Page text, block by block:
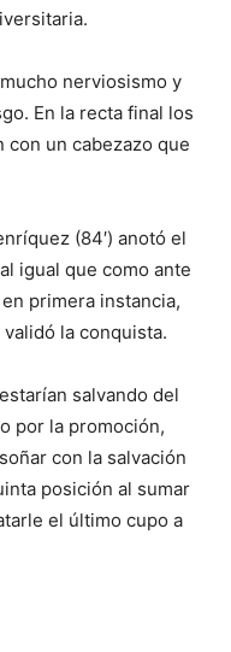
nerviosismo y
En la recta final los
un cabezazo que
(84′) anotó el
igual que como ante
primera instancia,
la conquista.
salvando del
por la promoción,
con la salvación
posición al sumar
el último cupo a